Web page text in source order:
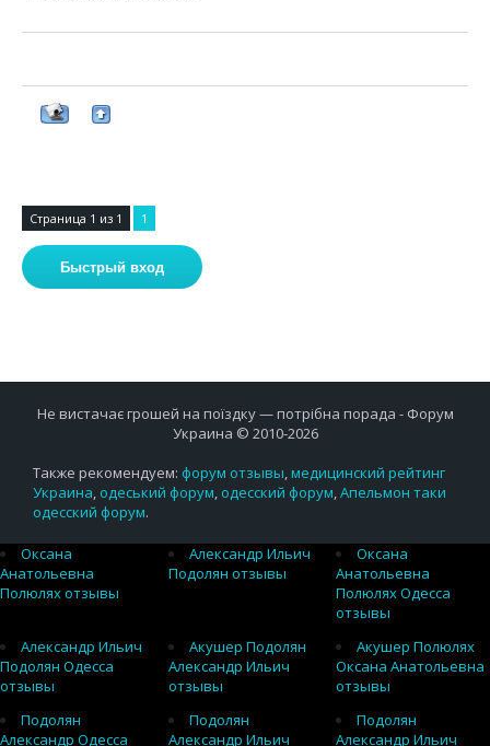
Страница 1 из 1 1
Не вистачає грошей на поїздку — потрібна порада - Форум
Украина © 2010-2026
Также рекомендуем: форум отзывы,медицинский рейтинг
Украина, одеський форум, одесский форум,Апельмон таки
одесский форум.
Оксана
Анатольевна
Полюлях отзывы
Александр Ильич
Подолян отзывы
Оксана
Анатольевна
Полюлях Одесса
отзывы
Александр Ильич
Подолян Одесса
отзывы
Акушер Подолян
Александр Ильич
отзывы
Акушер Полюлях
Оксана Анатольевна
отзывы
Подолян
Александр Одесса
Подолян
Александр Ильич
Подолян
Александр Ильич